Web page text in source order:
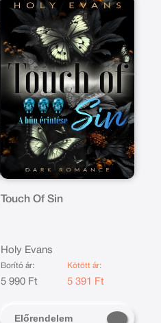
Touch Of Sin
Holy Evans
Borító ár:
5 990 Ft
Kötött ár:
5 391 Ft
Előrendelem